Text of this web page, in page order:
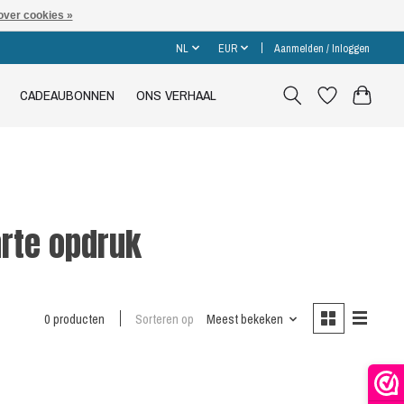
NL EUR Aanmelden / Inloggen
CADEAUBONNEN ONS VERHAAL
opdruk
0 producten Sorteren op Meest bekeken
cookies »